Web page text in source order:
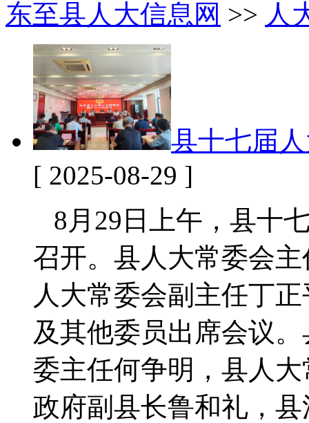
东至县人大信息网 >> 人
县十七届
[ 2025-08-29 ]
8月29日上午，县十
召开。县人大常委会
人大常委会副主任丁
及其他委员出席会议
委主任何争明，县人
政府副县长鲁和礼，